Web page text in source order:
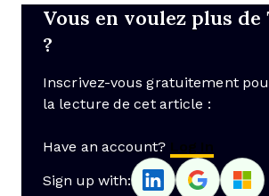
Vous en voulez plus de
?
Inscrivez-vous gratuitement
la lecture de cet article :
Have an account? Log In
Sign up with: